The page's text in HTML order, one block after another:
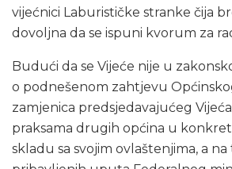
vijećnici Laburističke stranke čija
dovoljna da se ispuni kvorum za
Budući da se Vijeće nije u
o podnešenom zahtjevu
zamjenica predsjedavajućeg
praksama drugih općina u
skladu sa svojim ovlaštenjima, a